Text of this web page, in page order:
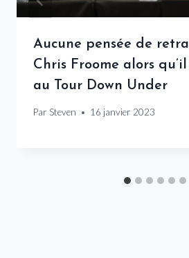
Aucune pensée de
Chris Froome alors
au Tour Down Under
Par Steven 16 janvier 2023